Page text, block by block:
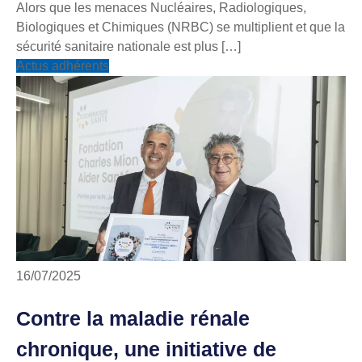
Alors que les menaces Nucléaires, Radiologiques,
Biologiques et Chimiques (NRBC) se multiplient et que la
sécurité sanitaire nationale est plus […]
Actus adhérents
16/07/2025
Contre la maladie rénale
chronique, une initiative de